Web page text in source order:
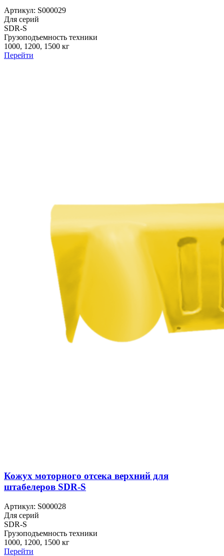
Артикул: S000029
Для серий
SDR-S
Грузоподъемность техники
1000, 1200, 1500 кг
Перейти
Кожух моторного отсека верхний для
штабелеров SDR-S
Артикул: S000028
Для серий
SDR-S
Грузоподъемность техники
1000, 1200, 1500 кг
Перейти